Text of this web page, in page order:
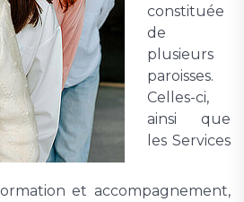
constituée
de
plusieurs
paroisses.
Celles-ci,
ainsi que
les Services
et accompagnement,